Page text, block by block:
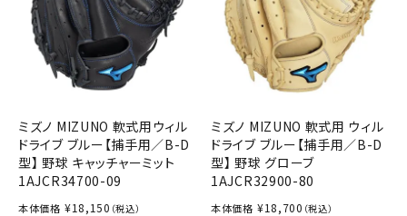
ミズノ MIZUNO 軟式用ウィル
ドライブ ブルー【捕手用／B-D
型】 野球 キャッチャーミット
1AJCR34700-09
本体価格 ¥18,150 （税込）
ミズノ MIZUNO 軟式用 ウィル
ドライブ ブルー【捕手用／B-D
型】 野球 グローブ
1AJCR32900-80
本体価格 ¥18,700 （税込）